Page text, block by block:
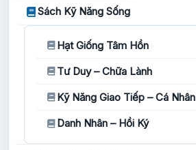
Sách Kỹ Năng Sống
Hạt Giống Tâm Hồn
Tư Duy – Chữa Lành
Kỹ Năng Giao Tiếp – Cá Nhân
Danh Nhân – Hồi Ký